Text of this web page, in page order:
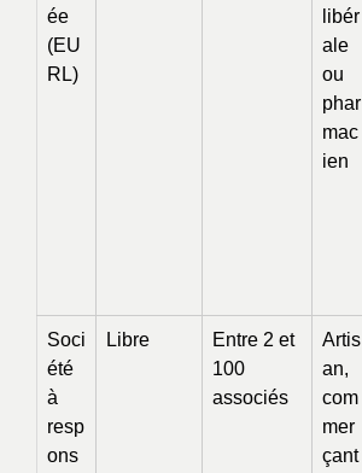
ée
(EU
RL)
libér
ale
ou
phar
mac
ien
Soci
été
à
resp
ons
Libre
Entre 2 et
100
associés
Artis
an,
com
mer
çant